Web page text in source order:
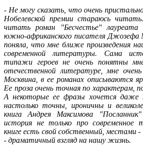
- Не могу сказать, что очень
Нобелевской премии стараюсь
читать роман "Бесчестье" лауреата
южно-африканского писателя Джозефа
поняла, что мне ближе произведения
современной литературы. Сама
типажи героев не очень понятны
отечественной литературе, мне
Москвина, в ее романах описываются
Ее проза очень точная по характерам,
А некоторые ее фразы хочется даже
настолько точны, ироничны и
книга Андрея Максимова
история не только про современное
книге есть свой собственный, местами
- драматичный взгляд на нашу жизнь.